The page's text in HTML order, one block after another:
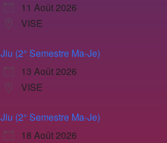
11 Août 2026
VISE
Jiu (2° Semestre Ma-Je)
13 Août 2026
VISE
Jiu (2° Semestre Ma-Je)
18 Août 2026